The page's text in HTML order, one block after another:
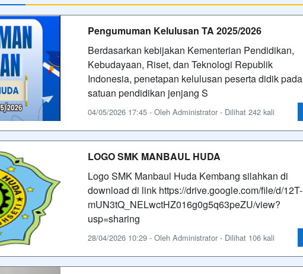
Pengumuman Kelulusan TA 2025/2026
Berdasarkan kebijakan Kementerian Pendidikan,
Kebudayaan, Riset, dan Teknologi Republik
Indonesia, penetapan kelulusan peserta didik pada
satuan pendidikan jenjang S
04/05/2026 17:45 - Oleh Administrator - Dilihat 242 kali
LOGO SMK MANBAUL HUDA
Logo SMK Manbaul Huda Kembang silahkan di
download di link https://drive.google.com/file/d/12T-
mUN3tQ_NELwctHZ016g0g5q63peZU/view?
usp=sharing
28/04/2026 10:29 - Oleh Administrator - Dilihat 106 kali